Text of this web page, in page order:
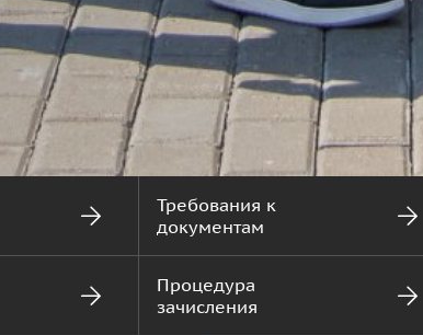
Требования к
документам
Процедура
зачисления